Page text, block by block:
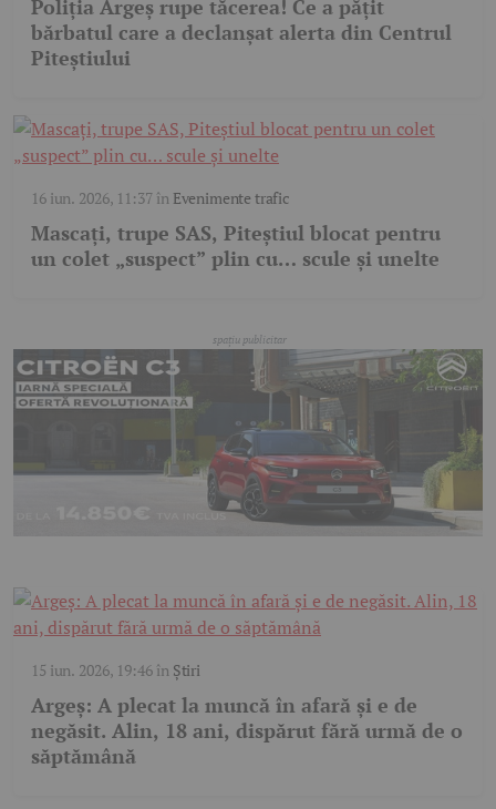
Poliția Argeș rupe tăcerea! Ce a pățit
bărbatul care a declanșat alerta din Centrul
Piteștiului
16 iun. 2026, 11:37în Evenimente trafic
Mascați, trupe SAS, Piteștiul blocat pentru
un colet „suspect” plin cu… scule și unelte
15 iun. 2026, 19:46în Știri
Argeș: A plecat la muncă în afară și e de
negăsit. Alin, 18 ani, dispărut fără urmă de o
săptămână